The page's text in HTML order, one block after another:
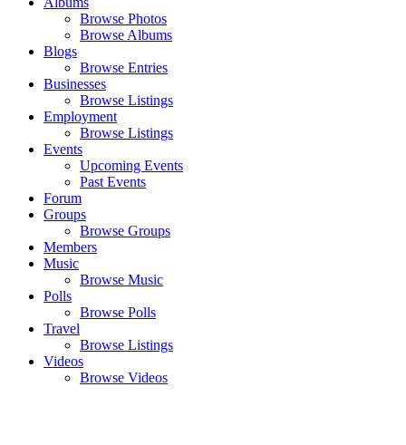
Browse Photos
Browse Albums
Blogs
Browse Entries
Businesses
Browse Listings
Employment
Browse Listings
Events
Upcoming Events
Past Events
Forum
Groups
Browse Groups
Members
Music
Browse Music
Polls
Browse Polls
Travel
Browse Listings
Videos
Browse Videos